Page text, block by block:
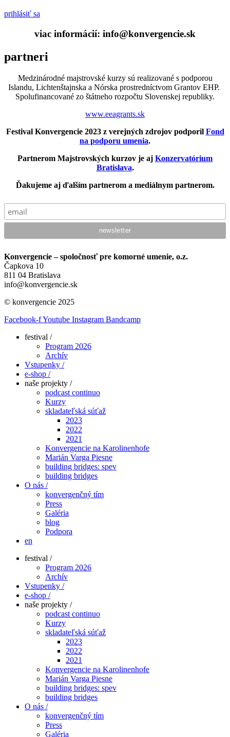
prihlásiť sa
viac informácií: info@konvergencie.sk
partneri
Medzinárodné majstrovské kurzy sú realizované s podporou
Islandu, Lichtenštajnska a Nórska prostredníctvom Grantov EHP.
Spolufinancované zo štátneho rozpočtu Slovenskej republiky.
www.eeagrants.sk
Festival Konvergencie 2023 z verejných zdrojov podporil Fond
na podporu umenia.
Partnerom Majstrovských kurzov je aj Konzervatórium
Bratislava.
Ďakujeme aj ďalším partnerom a mediálnym partnerom.
Konvergencie – spoločnosť pre komorné umenie, o.z.
Čapkova 10
811 04 Bratislava
info@konvergencie.sk
© konvergencie 2025
Facebook-fYoutube Instagram Bandcamp
festival /
Program 2026
Archív
Vstupenky /
e-shop /
naše projekty /
podcast continuo
Kurzy
skladateľská súťaž
2023
2022
2021
Konvergencie na Karolinenhofe
Marián Varga Piesne
building bridges: spev
building bridges
O nás /
konvergenčný tím
Press
Galéria
blog
Podpora
en
festival /
Program 2026
Archív
Vstupenky /
e-shop /
naše projekty /
podcast continuo
Kurzy
skladateľská súťaž
2023
2022
2021
Konvergencie na Karolinenhofe
Marián Varga Piesne
building bridges: spev
building bridges
O nás /
konvergenčný tím
Press
Galéria